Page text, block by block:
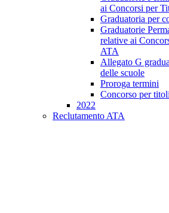
ai Concorsi per
Graduatoria per
Graduatorie
relative ai
ATA
Allegato G
delle scuole
Proroga termini
Concorso per
2022
Reclutamento ATA